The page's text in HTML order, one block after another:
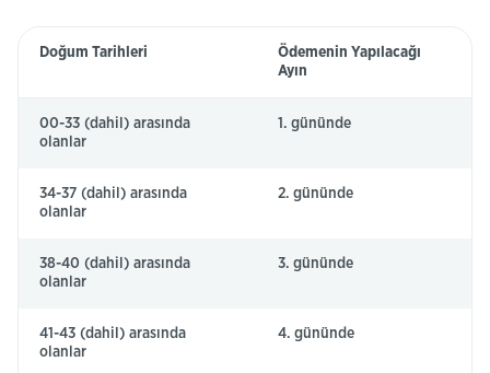
Doğum Tarihleri
Ödemenin Yapılacağı
Ayın
00-33 (dahil) arasında
olanlar
1. gününde
34-37 (dahil) arasında
olanlar
2. gününde
38-40 (dahil) arasında
olanlar
3. gününde
41-43 (dahil) arasında
olanlar
4. gününde